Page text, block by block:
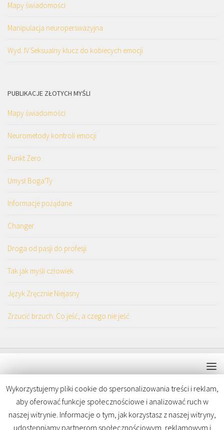
Mapy świadomości
Manipulacja neuroperswazyjna
Wyd. IV Seksualny klucz do kobiecych emocji
PUBLIKACJE ZŁOTYCH MYŚLI
Mapy świadomości
Neurometody kontroli emocji
Punkt Zero
Umysł Boga'Ty
Informacje pożądane
Changer
Droga od pasji do profesji
Tak jak myśli człowiek
Język Zręcznie Niejasny
Zrzucić brzuch. Co jeść, a czego nie jeść
Osobowość Jest Kluczem © 2026. Wszelkie prawa zastrzeżone
Wykorzystujemy pliki cookie do spersonalizowania treści i reklam,
aby oferować funkcje społecznościowe i analizować ruch w
naszej witrynie. Informacje o tym, jak korzystasz z naszej witryny,
udostępniamy partnerom społecznościowym, reklamowym i